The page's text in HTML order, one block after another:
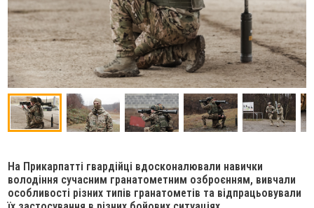
На Прикарпатті гвардійці вдосконалювали навички
володіння сучасним гранатометним озброєнням, вивчали
особливості різних типів гранатометів та відпрацьовували